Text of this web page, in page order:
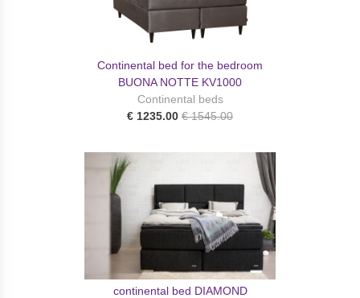
Continental bed for the bedroom
BUONA NOTTE KV1000
Continental beds
€ 1235.00 € 1545.00
continental bed DIAMOND